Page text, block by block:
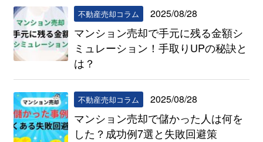
不動産売却コラム 2025/08/28
マンション売却で手元に残る金額シ
ミュレーション！手取りUPの秘訣と
は？
不動産売却コラム 2025/08/28
マンション売却で儲かった人は何を
した？成功例7選と失敗回避策